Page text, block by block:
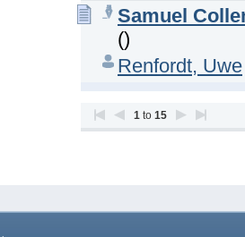
Samuel
()
Renfordt, Uwe
1 to 15